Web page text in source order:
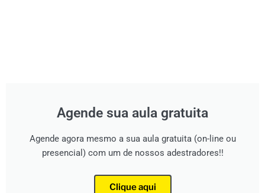
Agende sua aula gratuita
Agende agora mesmo a sua aula gratuita (on-line ou
presencial) com um de nossos adestradores!!
Clique aqui